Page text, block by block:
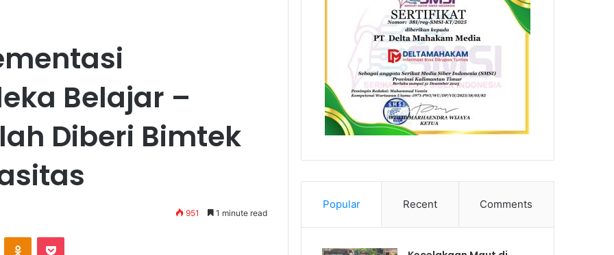
Belajar –
Diberi Bimtek
951 1 minute read
Popular Recent Comments